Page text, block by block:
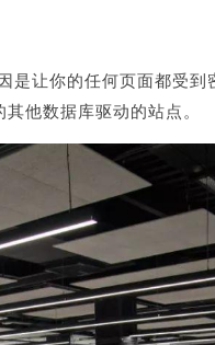
是让你的任何页面都受到
他数据库驱动的站点。